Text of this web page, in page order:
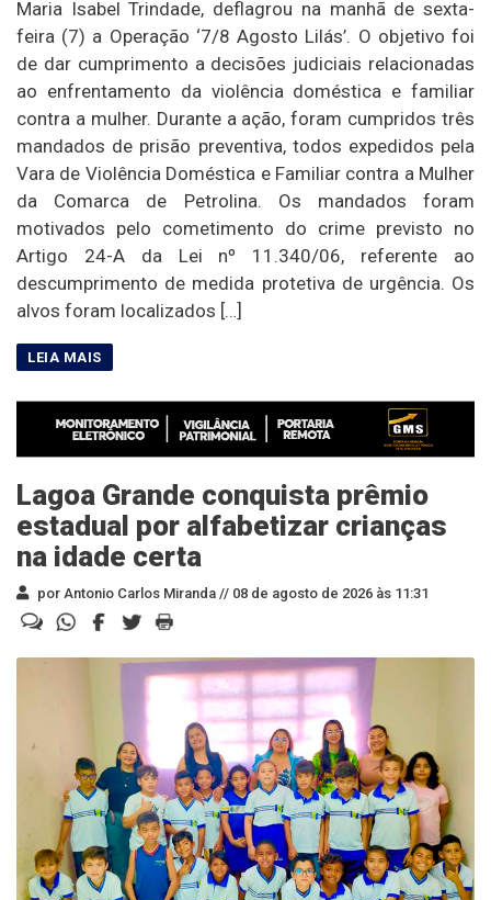
Maria Isabel Trindade, deflagrou na manhã de sexta-
feira (7) a Operação ‘7/8 Agosto Lilás’. O objetivo foi
de dar cumprimento a decisões judiciais relacionadas
ao enfrentamento da violência doméstica e familiar
contra a mulher. Durante a ação, foram cumpridos três
mandados de prisão preventiva, todos expedidos pela
Vara de Violência Doméstica e Familiar contra a Mulher
da Comarca de Petrolina. Os mandados foram
motivados pelo cometimento do crime previsto no
Artigo 24-A da Lei nº 11.340/06, referente ao
descumprimento de medida protetiva de urgência. Os
alvos foram localizados […]
Lagoa Grande conquista prêmio
estadual por alfabetizar crianças
na idade certa
por Antonio Carlos Miranda // 08 de agosto de 2026 às 11:31